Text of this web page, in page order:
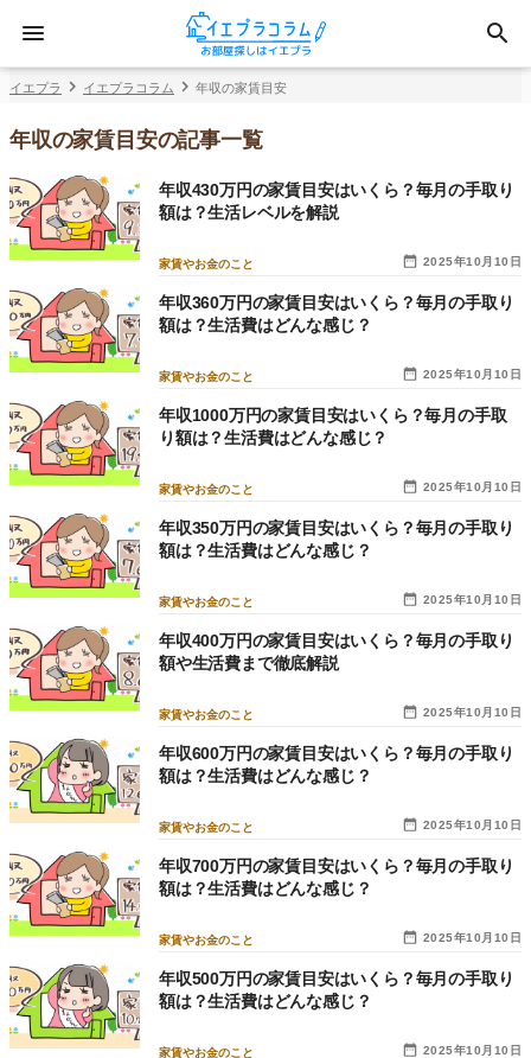
イエプラ イエプラコラム 年収の家賃目安
年収の家賃目安の記事一覧
2025年10月10日
家賃やお金のこと
年収430万円の家賃目安はいくら？毎月の手取り
額は？生活レベルを解説
2025年10月10日
家賃やお金のこと
年収360万円の家賃目安はいくら？毎月の手取り
額は？生活費はどんな感じ？
2025年10月10日
家賃やお金のこと
年収1000万円の家賃目安はいくら？毎月の手取
り額は？生活費はどんな感じ？
2025年10月10日
家賃やお金のこと
年収350万円の家賃目安はいくら？毎月の手取り
額は？生活費はどんな感じ？
2025年10月10日
家賃やお金のこと
年収400万円の家賃目安はいくら？毎月の手取り
額や生活費まで徹底解説
2025年10月10日
家賃やお金のこと
年収600万円の家賃目安はいくら？毎月の手取り
額は？生活費はどんな感じ？
2025年10月10日
家賃やお金のこと
年収700万円の家賃目安はいくら？毎月の手取り
額は？生活費はどんな感じ？
2025年10月10日
家賃やお金のこと
年収500万円の家賃目安はいくら？毎月の手取り
額は？生活費はどんな感じ？